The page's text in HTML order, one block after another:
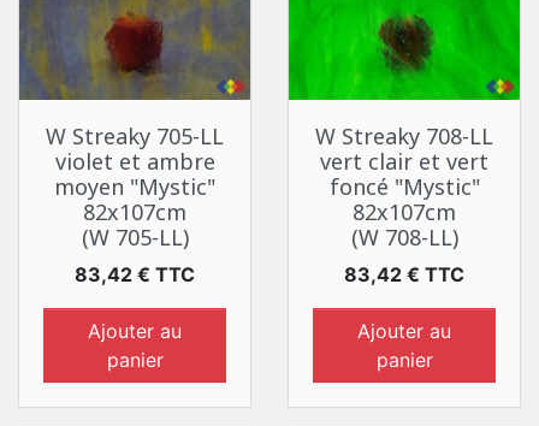
W Streaky 705-LL
violet et ambre
moyen "Mystic"
82x107cm
(W 705-LL)
Prix
83,42 € TTC
Ajouter au
panier
W Streaky 708-LL
vert clair et vert
foncé "Mystic"
82x107cm
(W 708-LL)
Prix
83,42 € TTC
Ajouter au
panier